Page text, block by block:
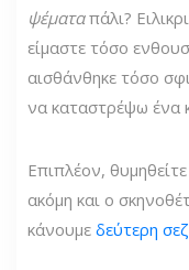
ψέματαπάλι?
είμαστε τόσο
αισθάνθηκε τόσο
να καταστρέψω ένα
Επιπλέον,
ακόμη και ο
κάνουμε δεύτερη